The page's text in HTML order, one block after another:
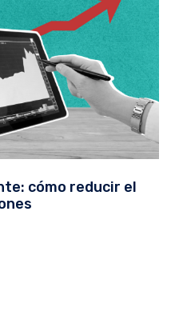
cómo reducir el